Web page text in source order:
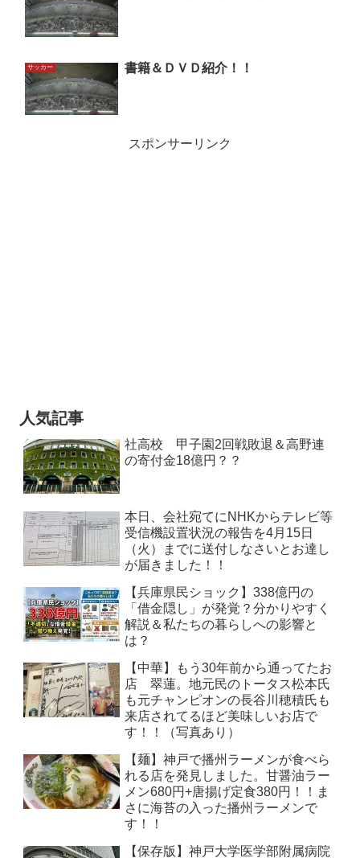
サッカー 書籍＆ＤＶＤ紹介！！
スポンサーリンク
人気記事
社高校 甲子園2回戦敗退＆高野連
の寄付金18億円？？
本日、会社宛てにNHKからテレビ等
受信機設置状況の報告を4月15日
（火）までに送付しなさいとお達し
が届きました！！
【兵庫県民ショック】338億円の
「借金隠し」が発覚？分かりやすく
解説＆私たちの暮らしへの影響と
は？
【中華】もう30年前から通ってたお
店 翠蓮。地元民のトータス松本氏
も元チャンピオンの長谷川穂積氏も
来店されてるほど美味しいお店で
す！！（写真あり）
【麺】神戸で播州ラーメンが食べら
れる店を発見しました。甘醤油ラー
メン680円+唐揚げ定食380円！！ま
さに海苔の入った播州ラーメンで
す！！
【保存版】神戸大学医学部附属病院